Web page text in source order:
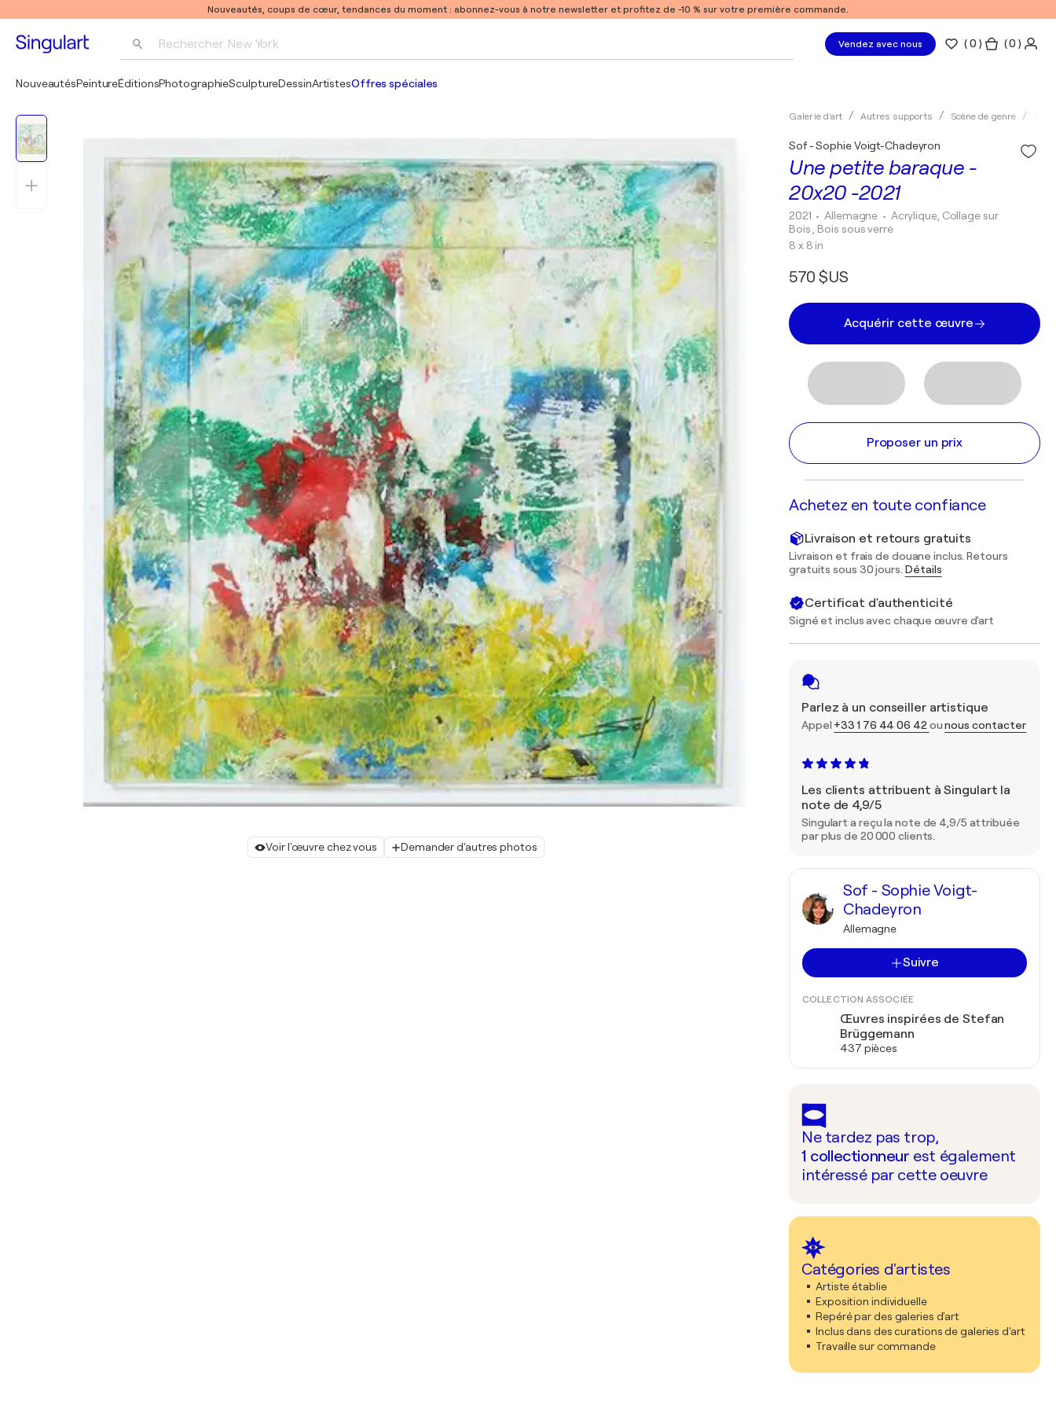
Nouveautés, coups de cœur, tendances du moment : abonnez-vous à notre newsletter et profitez de -10 % sur votre première commande.
Rechercher New York Vendez avec nous (0 ) ( 0 )
NouveautésPeintureÉditionsPhotographieSculptureDessinArtistesOffres spéciales
Voir l'œuvre chez vous Demander d'autres photos
Galerie d'art Autres supports Scène de genre
Une petite baraque -
20x20 -2021
Sof - Sophie Voigt-Chadeyron
2021 • Allemagne • Acrylique, Collage sur
Bois , Bois sous verre
8 x 8 in
570 $US
Acquérir cette œuvre
Proposer un prix
Achetez en toute confiance
Livraison et retours gratuits
Livraison et frais de douane inclus. Retours
gratuits sous 30 jours. Détails
Certificat d'authenticité
Signé et inclus avec chaque œuvre d'art
Parlez à un conseiller artistique
Appel +33 1 76 44 06 42 ounous contacter
Les clients attribuent à Singulart la
note de 4,9/5
Singulart a reçu la note de 4,9/5 attribuée
par plus de 20 000 clients.
Sof - Sophie Voigt-
Chadeyron
Allemagne
Suivre
COLLECTION ASSOCIÉE
Œuvres inspirées de Stefan
Brüggemann
437 pièces
Ne tardez pas trop,
1 collectionneur est également
intéressé par cette oeuvre
Catégories d'artistes
Artiste établie
Exposition individuelle
Repéré par des galeries d'art
Inclus dans des curations de galeries d'art
Travaille sur commande